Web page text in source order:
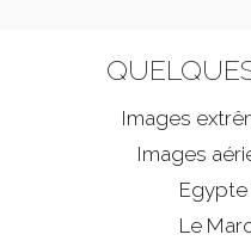
Images
Images
Egypte
Le